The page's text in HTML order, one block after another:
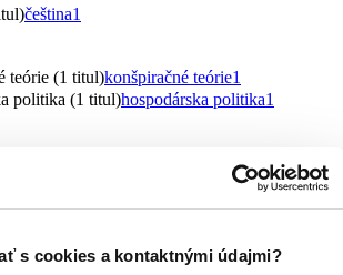
s cookies a kontaktnými údajmi?
čeština1
teórie (1 titul)konšpiračné teórie1
politika (1 titul)hospodárska politika1